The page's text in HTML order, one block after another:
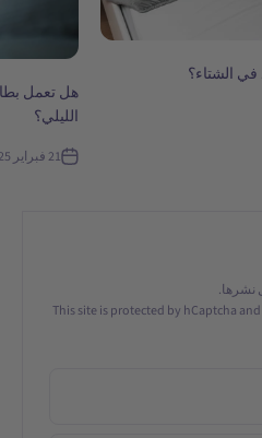
في الشتاء؟
الليلي؟
21 فبراير 2025
نشرها.
This site is protected by hCaptcha